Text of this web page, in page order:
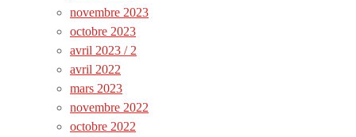
novembre 2023
octobre 2023
avril 2023 / 2
avril 2022
mars 2023
novembre 2022
octobre 2022